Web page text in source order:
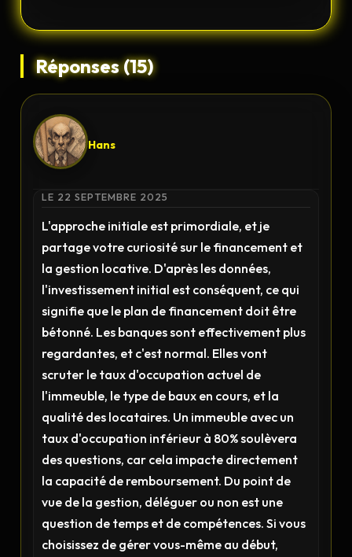
Réponses (15)
Hans
LE 22 SEPTEMBRE 2025
L'approche initiale est primordiale, et je
partage votre curiosité sur le financement et
la gestion locative. D'après les données,
l'investissement initial est conséquent, ce qui
signifie que le plan de financement doit être
bétonné. Les banques sont effectivement plus
regardantes, et c'est normal. Elles vont
scruter le taux d'occupation actuel de
l'immeuble, le type de baux en cours, et la
qualité des locataires. Un immeuble avec un
taux d'occupation inférieur à 80% soulèvera
des questions, car cela impacte directement
la capacité de remboursement. Du point de
vue de la gestion, déléguer ou non est une
question de temps et de compétences. Si vous
choisissez de gérer vous-même au début,